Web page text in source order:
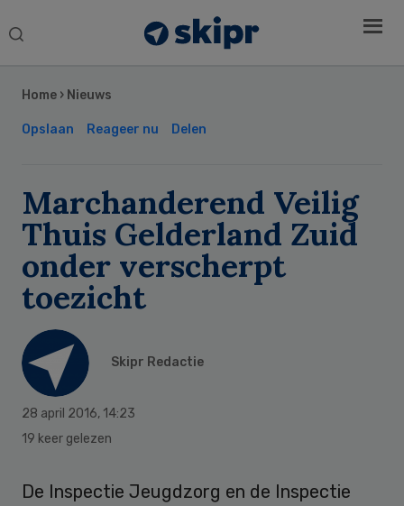
Search
Home › Nieuws
Opslaan Reageer nu Delen
Marchanderend Veilig
Thuis Gelderland Zuid
onder verscherpt
toezicht
Skipr Redactie
28 april 2016, 14:23
19 keer gelezen
De Inspectie Jeugdzorg en de Inspectie
Sidebar